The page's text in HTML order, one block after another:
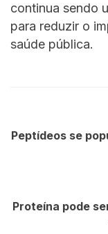
continua sendo
para reduzir o
saúde pública.
Peptídeos se
Proteína pode